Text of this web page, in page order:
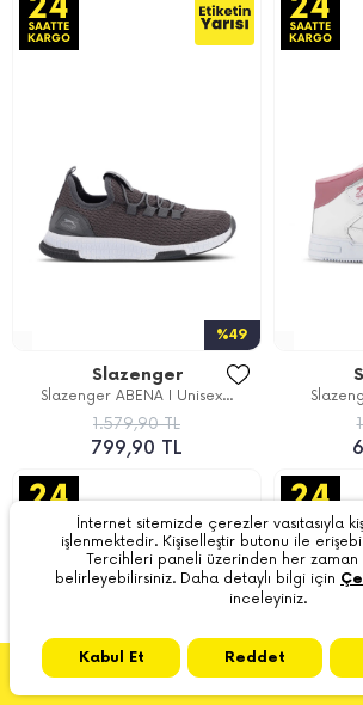
%49
Slazenger
Slazenger ABENA I Unisex...
1.579,90 TL
799,90 TL
İnternet sitemizde çerezler vasıtasıyla
işlenmektedir. Kişiselleştir butonu ile
Tercihleri paneli üzerinden her
belirleyebilirsiniz. Daha detaylı bilgi için
inceleyiniz.
Kabul Et Reddet